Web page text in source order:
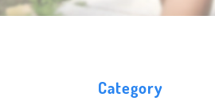
Category